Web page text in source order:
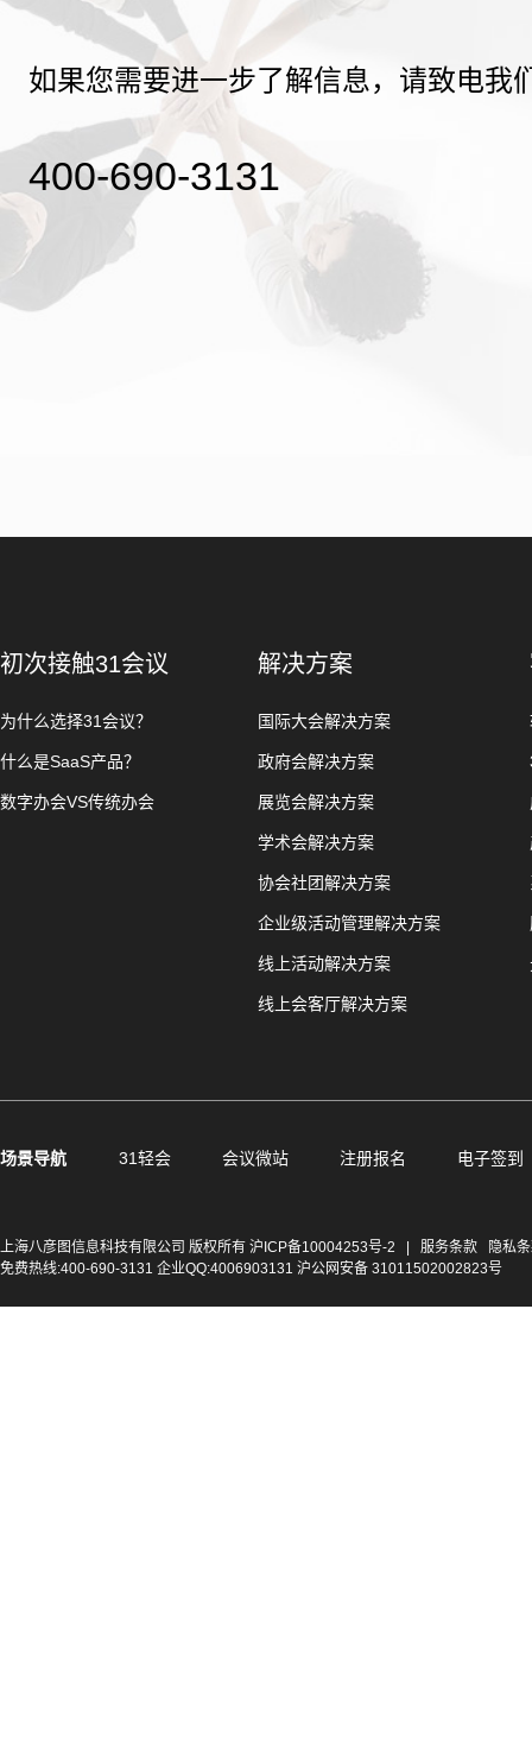
如果您需要进一步了解信息，请致电我
400-690-3131
初次接触31会议
为什么选择31会议？
什么是SaaS产品？
数字办会VS传统办会
解决方案
国际大会解决方案
政府会解决方案
展览会解决方案
学术会解决方案
协会社团解决方案
企业级活动管理解决方案
线上活动解决方案
线上会客厅解决方案
场景导航 31轻会 会议微站 注册报名 电子签到
上海八彦图信息科技有限公司 版权所有 沪ICP备10004253号-2 服务条款
隐私
免费热线:400-690-3131 企业QQ:4006903131 沪公网安备 31011502002823号